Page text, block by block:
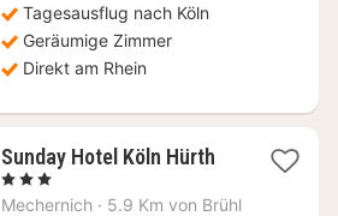
111,55
€
Tagesausflug nach Köln
Geräumige Zimmer
Direkt am Rhein
Sunday Hotel Köln Hürth1
ab
, 3 Sterne
Mechernich · 5.9 Km von Brühl